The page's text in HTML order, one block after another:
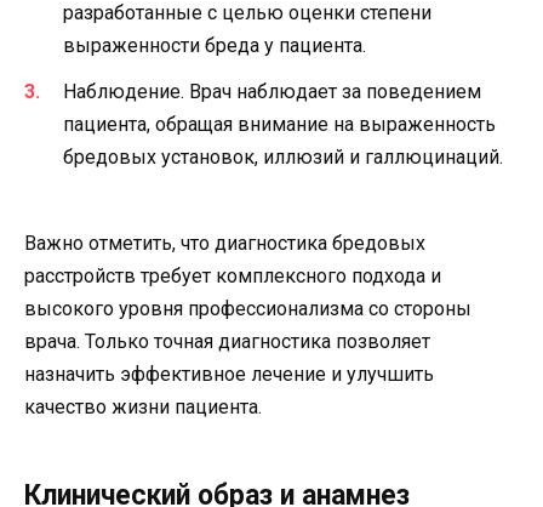
разработанные с целью оценки степени
выраженности бреда у пациента.
Наблюдение. Врач наблюдает за поведением
пациента, обращая внимание на выраженность
бредовых установок, иллюзий и галлюцинаций.
Важно отметить, что диагностика бредовых
расстройств требует комплексного подхода и
высокого уровня профессионализма со стороны
врача. Только точная диагностика позволяет
назначить эффективное лечение и улучшить
качество жизни пациента.
Клинический образ и анамнез